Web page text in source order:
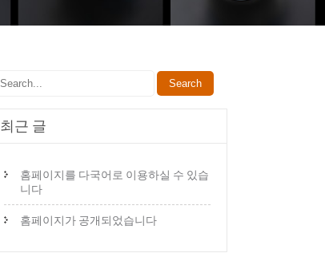
최근 글
홈페이지를 다국어로 이용하실 수 있습
니다
홈페이지가 공개되었습니다